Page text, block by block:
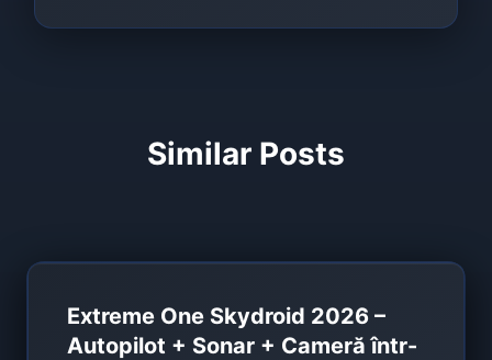
Similar Posts
Extreme One Skydroid 2026 –
Autopilot + Sonar + Cameră într-